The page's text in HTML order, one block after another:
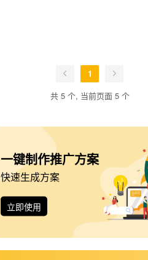
1
共 5 个, 当前页面 5 个
一键制作推广方案
快速生成方案
立即使用